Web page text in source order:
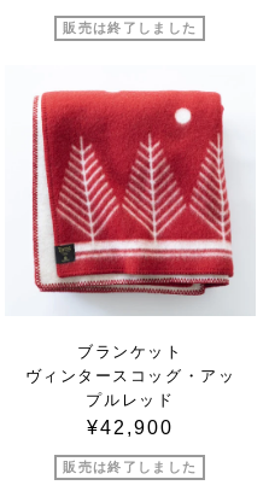
販売は終了しました
ブランケット
ヴィンタースコッグ・アッ
プルレッド
¥42,900
販売は終了しました